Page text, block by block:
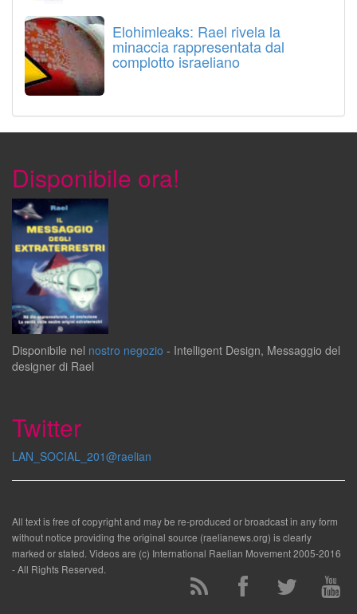
Elohimleaks: Rael rivela la
minaccia rappresentata dal
complotto israeliano
Disponibile ora!
Disponibile nel nostro negozio - Intelligent Design, Messaggio del
designer di Rael
Twitter
LAN_SOCIAL_201@raelian
All text is free of copyright and may be re-produced or broadcast in any form
without notice providing the original source (raelianews.org) is clearly
marked or stated. Videos are (c) International Raelian Movement 2005-2016
- All Rights Reserved.